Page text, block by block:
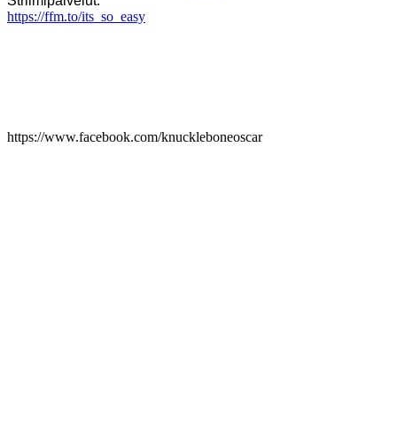
https://ffm.to/its_so_easy
https://www.facebook.com/knuckleboneoscar